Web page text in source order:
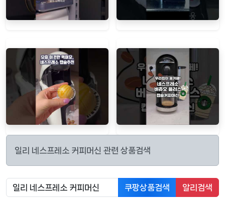
일리 네스프레소 커피머신 관련 상품검색
쿠팡상품검색 알리검색